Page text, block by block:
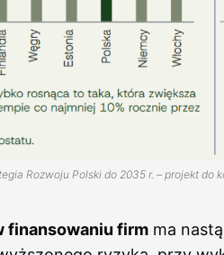
Rozwoju Polski do 2035 r. – projekt do
finansowaniu firmma